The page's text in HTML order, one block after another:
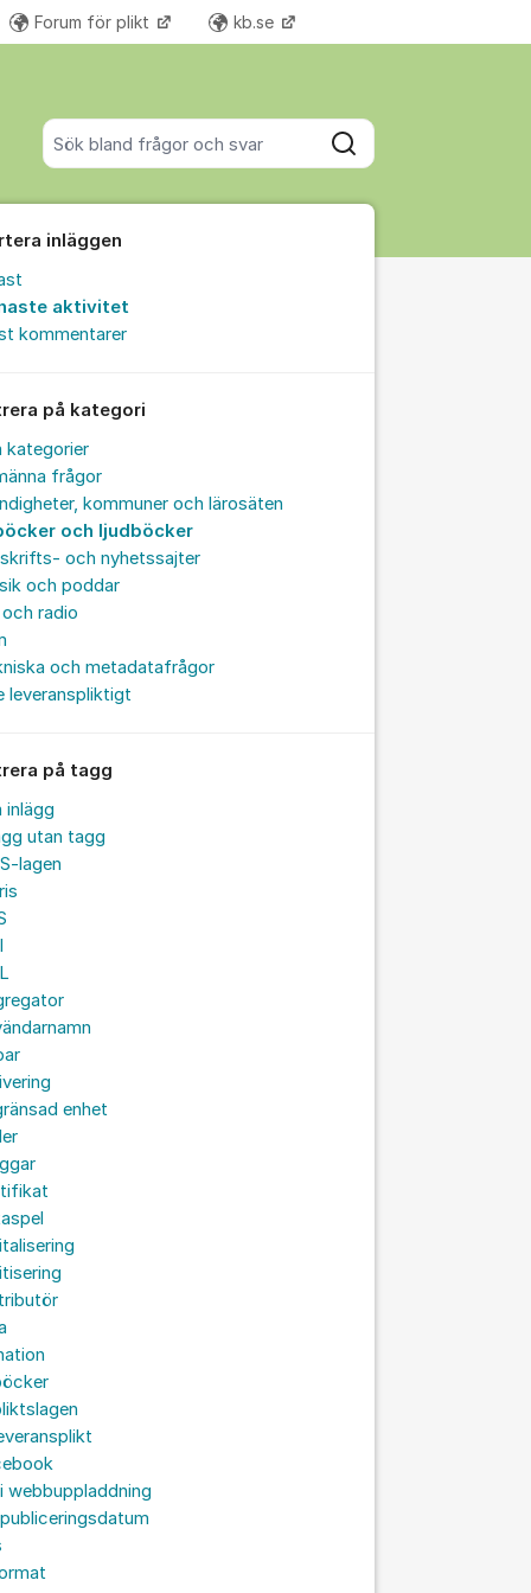
Sök bland alla inlägg
Sök
Forum för plikt kb.se Fler supportlänkar
inläggen
aktivitet
kommentarer
på kategori
kategorier
frågor
kommuner och lärosäten
och ljudböcker
och nyhetssajter
och poddar
radio
och metadatafrågor
leveranspliktigt
på tagg
inlägg
utan tagg
lagen
enhet
webbuppladdning